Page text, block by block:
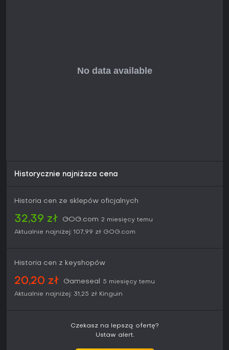
Historycznie najniższa cena
Historia cen ze sklepów oficjalnych
32,39 zł GOG.com 2 miesięcy temu
Aktualnie najniżej: 107,99 zł GOG.com
Historia cen z keyshopów
20,20 zł Gameseal
5 miesięcy temu
Aktualnie najniżej: 31,25 zł Kinguin
Czekasz na lepszą ofertę?
Ustaw alert.